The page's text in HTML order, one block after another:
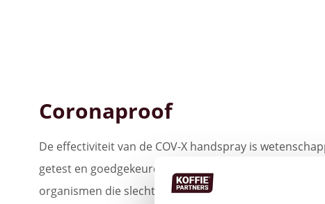
Coronaproof
De effectiviteit van de COV-X handspray is
getest en goedgekeurd volgens de EN1500
organismen die slechte bacteriën verdringen en